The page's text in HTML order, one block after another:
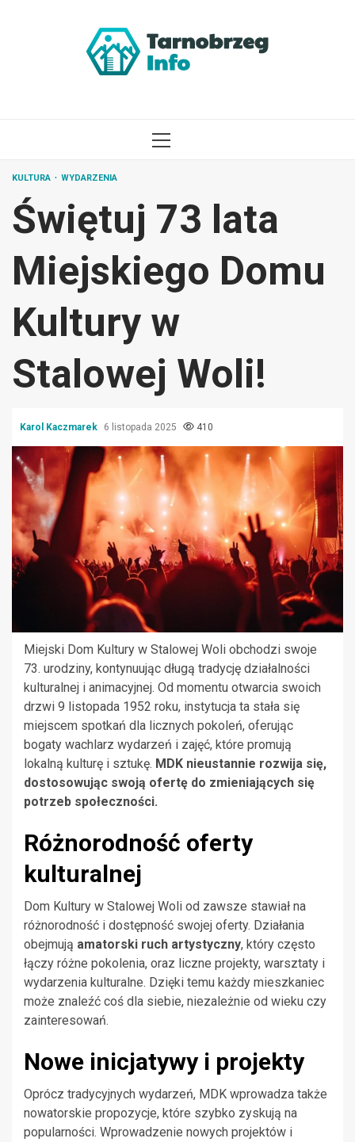
MENU
KULTURA WYDARZENIA
Świętuj 73 lata
Miejskiego Domu
Kultury w
Stalowej Woli!
Karol Kaczmarek 6 listopada 2025 410
Miejski Dom Kultury w Stalowej Woli obchodzi swoje
73. urodziny, kontynuując długą tradycję działalności
kulturalnej i animacyjnej. Od momentu otwarcia swoich
drzwi 9 listopada 1952 roku, instytucja ta stała się
miejscem spotkań dla licznych pokoleń, oferując
bogaty wachlarz wydarzeń i zajęć, które promują
lokalną kulturę i sztukę. MDK nieustannie rozwija się,
dostosowując swoją ofertę do zmieniających się
potrzeb społeczności.
Różnorodność oferty
kulturalnej
Dom Kultury w Stalowej Woli od zawsze stawiał na
różnorodność i dostępność swojej oferty. Działania
obejmują amatorski ruch artystyczny, który często
łączy różne pokolenia, oraz liczne projekty, warsztaty i
wydarzenia kulturalne. Dzięki temu każdy mieszkaniec
może znaleźć coś dla siebie, niezależnie od wieku czy
zainteresowań.
Nowe inicjatywy i projekty
Oprócz tradycyjnych wydarzeń, MDK wprowadza także
nowatorskie propozycje, które szybko zyskują na
popularności. Wprowadzenie nowych projektów i